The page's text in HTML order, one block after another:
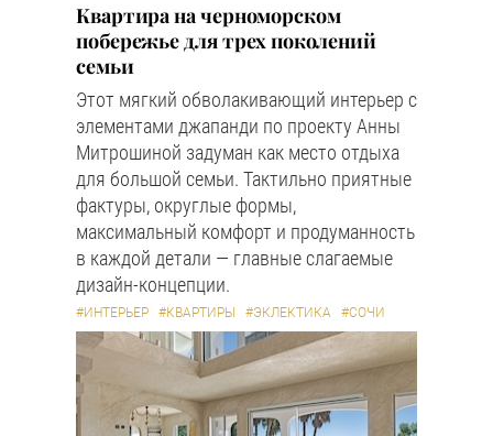
Квартира на черноморском
побережье для трех поколений
семьи
Этот мягкий обволакивающий интерьер с
элементами джапанди по проекту Анны
Митрошиной задуман как место отдыха
для большой семьи. Тактильно приятные
фактуры, округлые формы,
максимальный комфорт и продуманность
в каждой детали — главные слагаемые
дизайн-концепции.
#ИНТЕРЬЕР #КВАРТИРЫ #ЭКЛЕКТИКА #СОЧИ